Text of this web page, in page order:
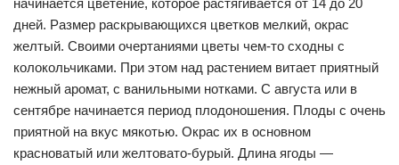
дней. Размер раскрывающихся цветков мелкий, окрас
желтый. Своими очертаниями цветы чем-то сходны с
колокольчиками. При этом над растением витает приятный
нежный аромат, с ванильными нотками. С августа или в
сентябре начинается период плодоношения. Плоды с очень
приятной на вкус мякотью. Окрас их в основном
красноватый или желтовато-бурый. Длина ягоды —